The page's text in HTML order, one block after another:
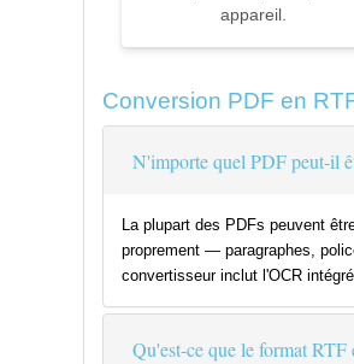
appareil.
Conversion PDF en
N'importe quel PDF peut-il
La plupart des PDFs peuvent
proprement — paragraphes,
convertisseur inclut l'OCR
Qu'est-ce que le format